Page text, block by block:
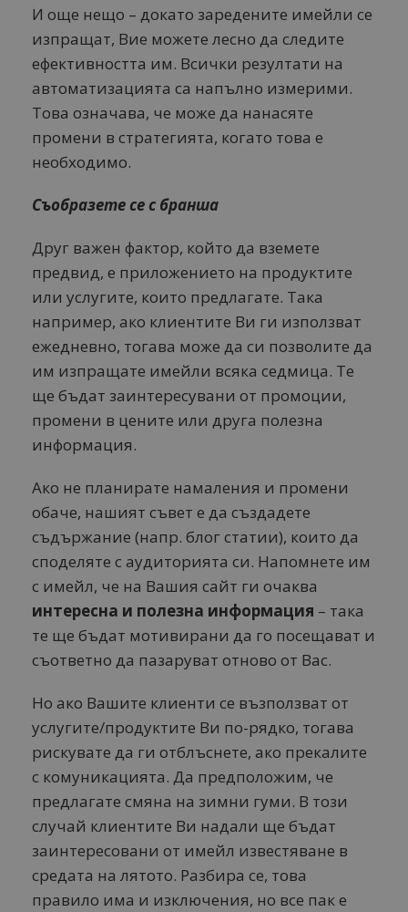
И още нещо – докато заредените имейли се
изпращат, Вие можете лесно да следите
ефективността им. Всички резултати на
автоматизацията са напълно измерими.
Това означава, че може да нанасяте
промени в стратегията, когато това е
необходимо.
Съобразете се с бранша
Друг важен фактор, който да вземете
предвид, е приложението на продуктите
или услугите, които предлагате. Така
например, ако клиентите Ви ги използват
ежедневно, тогава може да си позволите да
им изпращате имейли всяка седмица. Те
ще бъдат заинтересувани от промоции,
промени в цените или друга полезна
информация.
Ако не планирате намаления и промени
обаче, нашият съвет е да създадете
съдържание (напр. блог статии), които да
споделяте с аудиторията си. Напомнете им
с имейл, че на Вашия сайт ги очаква
интересна и полезна информация – така
те ще бъдат мотивирани да го посещават и
съответно да пазаруват отново от Вас.
Но ако Вашите клиенти се възползват от
услугите/продуктите Ви по-рядко, тогава
рискувате да ги отблъснете, ако прекалите
с комуникацията. Да предположим, че
предлагате смяна на зимни гуми. В този
случай клиентите Ви надали ще бъдат
заинтересовани от имейл известяване в
средата на лятото. Разбира се, това
правило има и изключения, но все пак е